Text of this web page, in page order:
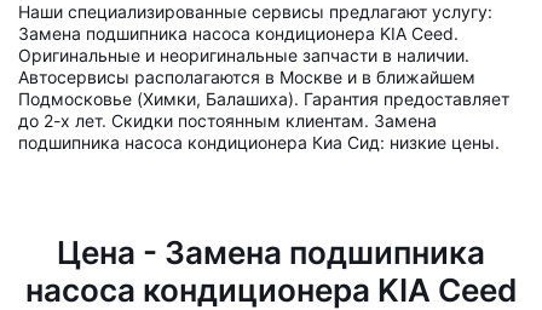
Наши специализированные сервисы предлагают услугу:
Замена подшипника насоса кондиционера KIA Ceed.
Оригинальные и неоригинальные запчасти в наличии.
Автосервисы располагаются в Москве и в ближайшем
Подмосковье (Химки, Балашиха). Гарантия предоставляет
до 2-х лет. Скидки постоянным клиентам. Замена
подшипника насоса кондиционера Киа Сид: низкие цены.
Цена - Замена подшипника
насоса кондиционера KIA Ceed